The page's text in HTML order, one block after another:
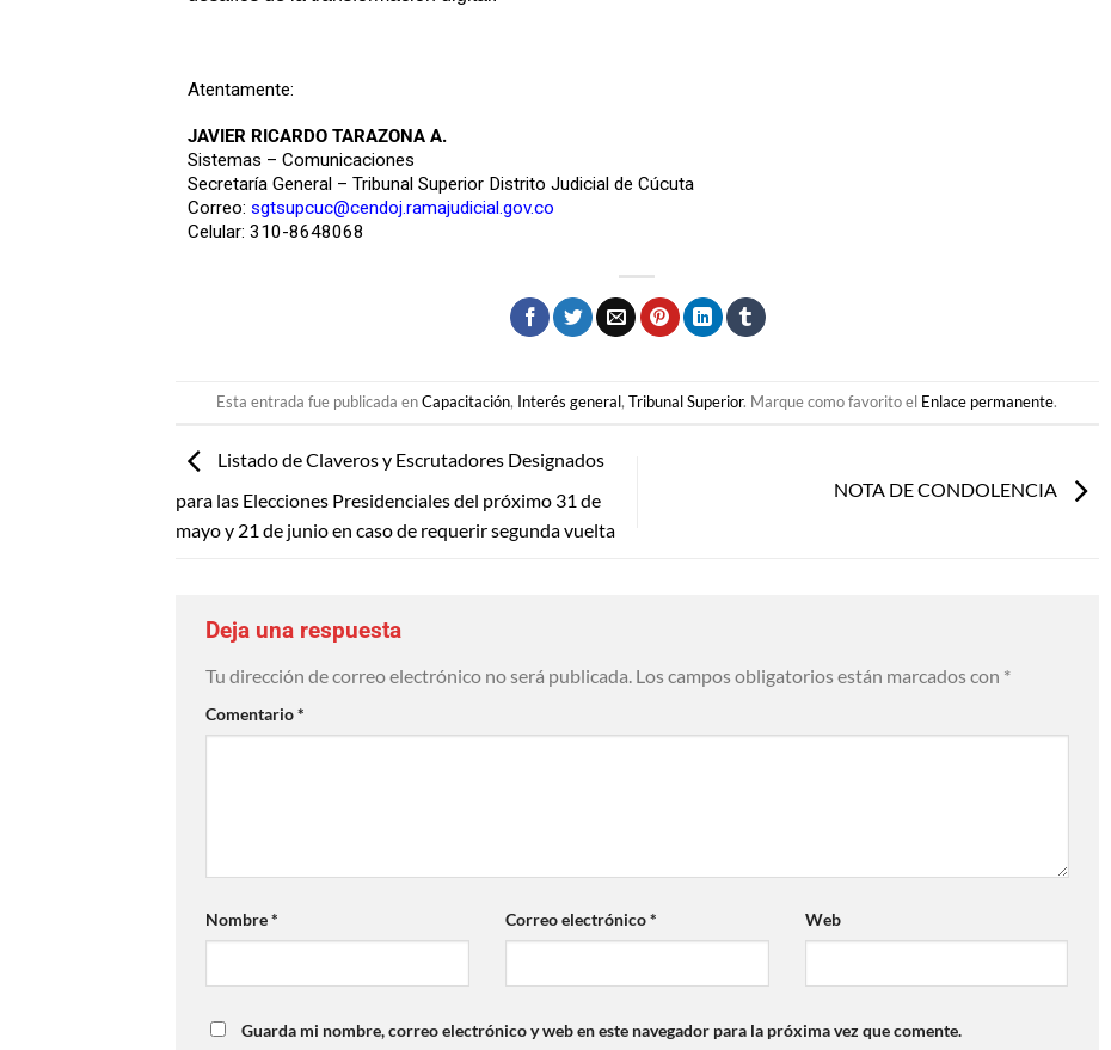
Atentamente:
JAVIER RICARDO TARAZONA A.
Sistemas – Comunicaciones
Secretaría General – Tribunal Superior Distrito Judicial de Cúcuta
Correo: sgtsupcuc@cendoj.ramajudicial.gov.co
Celular: 310-8648068
Esta entrada fue publicada enCapacitación, Interés general,Tribunal Superior. Marque como favorito el Enlace permanente.
Listado de Claveros y Escrutadores Designados
para las Elecciones Presidenciales del próximo 31 de
mayo y 21 de junio en caso de requerir segunda vuelta
NOTA DE CONDOLENCIA
Deja una respuesta
Tu dirección de correo electrónico no será publicada. Los campos obligatorios están marcados con *
Comentario*
Nombre* Correo electrónico* Web
Guarda mi nombre, correo electrónico y web en este navegador para la próxima vez que comente.